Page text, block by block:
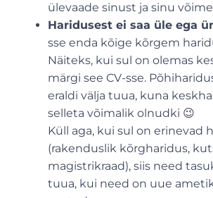
ülevaade sinust ja sinu
Haridusest ei saa üle ega
sse enda kõige kõrgem
Näiteks, kui sul on olemas
märgi see CV-sse.
eraldi välja tuua, kuna
selleta võimalik olnudki 😉
Küll aga, kui sul on erinevad
(rakenduslik kõrgharidus,
magistrikraad), siis need
tuua, kui need on uue